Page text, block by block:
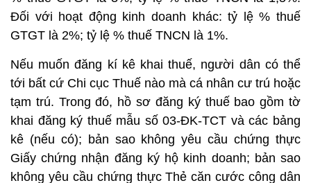
Đối với hoạt động kinh doanh khác: tỷ lệ % thuế
GTGT là 2%; tỷ lệ % thuế TNCN là 1%.
Nếu muốn đăng kí kê khai thuế, người dân có thể
tới bất cứ Chi cục Thuế nào mà cá nhân cư trú hoặc
tạm trú. Trong đó, hồ sơ đăng ký thuế bao gồm tờ
khai đăng ký thuế mẫu số 03-ĐK-TCT và các bảng
kê (nếu có); bản sao không yêu cầu chứng thực
Giấy chứng nhận đăng ký hộ kinh doanh; bản sao
không yêu cầu chứng thực Thẻ căn cước công dân